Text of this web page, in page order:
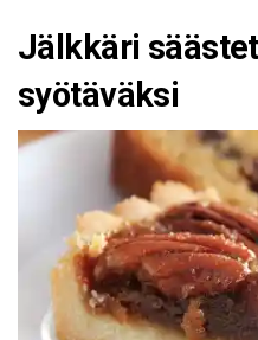
Jälkkäri
syötäväksi